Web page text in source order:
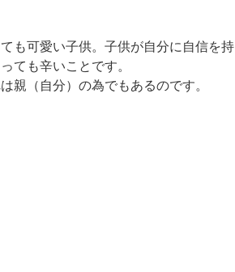
も可愛い子供。子供が自分に自信を持
ても辛いことです。
親（自分）の為でもあるのです。